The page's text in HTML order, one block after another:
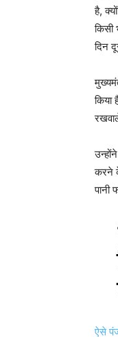
है,
किसी
दिन
किया
करने
पानी
ऐसे